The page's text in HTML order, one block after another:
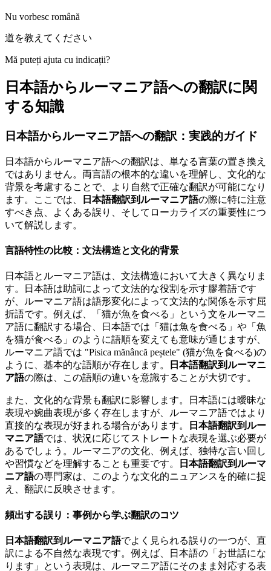
Nu vorbesc română
道を教えてください
Mă puteți ajuta cu indicații?
日本語からルーマニア語への翻訳に関
する知識
日本語からルーマニア語への翻訳：実践的ガイド
日本語からルーマニア語への翻訳は、単なる言葉の置き換え
ではありません。両言語の根本的な違いを理解し、文化的な
背景を考慮することで、より自然で正確な翻訳が可能になり
ます。ここでは、
日本語翻訳到ルーマニア語の際に特に注意
すべき点、よくある誤り、そしてローカライズの重要性につ
いて解説します。
言語特性の比較：文法構造と文化的背景
日本語とルーマニア語は、文法構造において大きく異なりま
す。日本語は助詞によって文法的な役割を示す膠着語です
が、ルーマニア語は語形変化によって文法的な関係を示す屈
折語です。例えば、「猫が魚を食べる」という文をルーマニ
ア語に翻訳する場合、日本語では「猫は魚を食べる」や「魚
を猫が食べる」のように語順を変えても意味が通じますが、
ルーマニア語では "Pisica mănâncă peștele" (猫が魚を食べる)の
ように、基本的な語順が存在します。
日本語翻訳到ルーマニ
ア語の際は、この語順の違いを意識することが大切です。
また、文化的な背景も翻訳に影響します。日本語には曖昧な
表現や婉曲表現が多く存在しますが、ルーマニア語ではより
直接的な表現が好まれる場合があります。
日本語翻訳到ルー
マニア語では、状況に応じてストレートな表現を選ぶ必要が
あるでしょう。ルーマニアの文化、例えば、独特な言い回し
や習慣などを理解することも重要です。
日本語翻訳到ルーマ
ニア語の専門家は、このような文化的ニュアンスを的確に捉
え、翻訳に反映させます。
頻出する誤り：事例から学ぶ翻訳のコツ
日本語翻訳到ルーマニア語でよく見られる誤りの一つが、直
訳による不自然な表現です。例えば、日本語の「お世話にな
ります」という表現は、ルーマニア語にそのまま対応する表